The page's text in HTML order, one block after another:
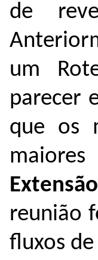
de
um
parecer
que os
reunião
fluxos